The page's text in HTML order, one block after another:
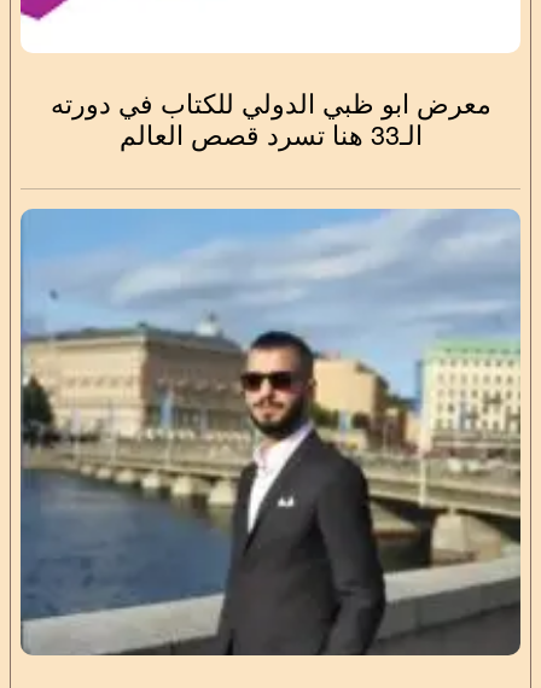
معرض ابو ظبي الدولي للكتاب في دورته
الـ33 هنا تسرد قصص العالم